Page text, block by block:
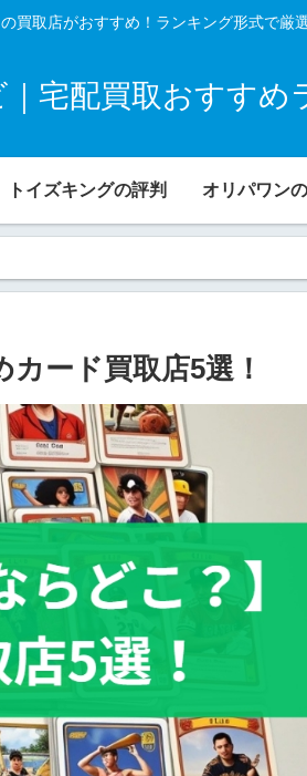
買取店がおすすめ！ランキング形式で厳
｜宅配買取おすすめ
トイズキングの評判 オリパワン
ード買取店5選！